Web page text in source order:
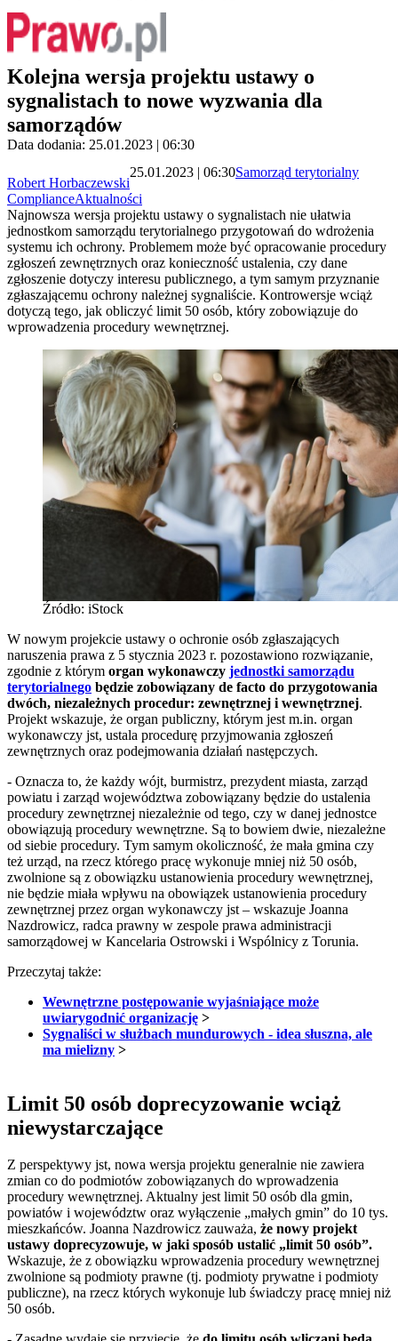
Kolejna wersja projektu ustawy o
sygnalistach to nowe wyzwania dla
samorządów
Data dodania: 25.01.2023 | 06:30
Robert Horbaczewski
25.01.2023 | 06:30Samorząd terytorialny
ComplianceAktualności
Najnowsza wersja projektu ustawy o sygnalistach nie ułatwia
jednostkom samorządu terytorialnego przygotowań do wdrożenia
systemu ich ochrony. Problemem może być opracowanie procedury
zgłoszeń zewnętrznych oraz konieczność ustalenia, czy dane
zgłoszenie dotyczy interesu publicznego, a tym samym przyznanie
zgłaszającemu ochrony należnej sygnaliście. Kontrowersje wciąż
dotyczą tego, jak obliczyć limit 50 osób, który zobowiązuje do
wprowadzenia procedury wewnętrznej.
Źródło: iStock
W nowym projekcie ustawy o ochronie osób zgłaszających
naruszenia prawa z 5 stycznia 2023 r. pozostawiono rozwiązanie,
zgodnie z którym organ wykonawczy jednostki samorządu
terytorialnego będzie zobowiązany de facto do przygotowania
dwóch, niezależnych procedur: zewnętrznej i wewnętrznej.
Projekt wskazuje, że organ publiczny, którym jest m.in. organ
wykonawczy jst, ustala procedurę przyjmowania zgłoszeń
zewnętrznych oraz podejmowania działań następczych.
- Oznacza to, że każdy wójt, burmistrz, prezydent miasta, zarząd
powiatu i zarząd województwa zobowiązany będzie do ustalenia
procedury zewnętrznej niezależnie od tego, czy w danej jednostce
obowiązują procedury wewnętrzne. Są to bowiem dwie, niezależne
od siebie procedury. Tym samym okoliczność, że mała gmina czy
też urząd, na rzecz którego pracę wykonuje mniej niż 50 osób,
zwolnione są z obowiązku ustanowienia procedury wewnętrznej,
nie będzie miała wpływu na obowiązek ustanowienia procedury
zewnętrznej przez organ wykonawczy jst – wskazuje Joanna
Nazdrowicz, radca prawny w zespole prawa administracji
samorządowej w Kancelaria Ostrowski i Wspólnicy z Torunia.
Przeczytaj także:
Wewnętrzne postępowanie wyjaśniające może
uwiarygodnić organizację >
Sygnaliści w służbach mundurowych - idea słuszna, ale
ma mielizny >
Limit 50 osób doprecyzowanie wciąż
niewystarczające
Z perspektywy jst, nowa wersja projektu generalnie nie zawiera
zmian co do podmiotów zobowiązanych do wprowadzenia
procedury wewnętrznej. Aktualny jest limit 50 osób dla gmin,
powiatów i województw oraz wyłączenie „małych gmin” do 10 tys.
mieszkańców. Joanna Nazdrowicz zauważa, że nowy projekt
ustawy doprecyzowuje, w jaki sposób ustalić „limit 50 osób”.
Wskazuje, że z obowiązku wprowadzenia procedury wewnętrznej
zwolnione są podmioty prawne (tj. podmioty prywatne i podmioty
publiczne), na rzecz których wykonuje lub świadczy pracę mniej niż
50 osób.